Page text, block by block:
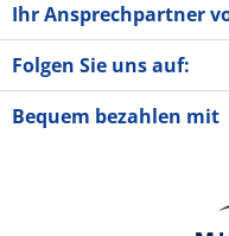
Ihr Ansprechpartner
Folgen Sie uns auf:
Bequem bezahlen mit